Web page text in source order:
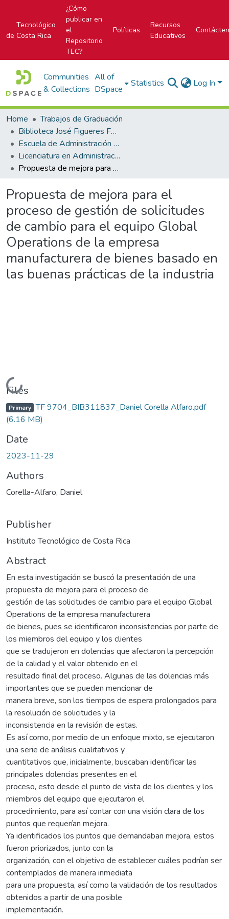
Tecnológico
de Costa Rica
¿Cómo
publicar en
el
Repositorio
TEC?
Políticas
Recursos
Educativos
Communities
& Collections
All of
DSpace
Statistics Log In
Home
Trabajos de Graduación
Biblioteca José Figueres Ferrer
Escuela de Administración de Tecnologías de Información (antes era Área Académica de Administración de Tecnologías de Información)
Licenciatura en Administración de Tecnología de Información
Propuesta de mejora para el proceso de gestión de solicitudes de cambio para el equipo Global Operations de la empresa manufacturera de bienes basado en las buenas prácticas de la industria
Propuesta de mejora para el
proceso de gestión de solicitudes
de cambio para el equipo Global
Operations de la empresa
manufacturera de bienes basado en
las buenas prácticas de la industria
Loading...
Files
Primary TF 9704_BIB311837_Daniel Corella Alfaro.pdf
(6.16 MB)
Date
2023-11-29
Authors
Corella-Alfaro, Daniel
Publisher
Instituto Tecnológico de Costa Rica
Abstract
En esta investigación se buscó la presentación de una
propuesta de mejora para el proceso de
gestión de las solicitudes de cambio para el equipo Global
Operations de la empresa manufacturera
de bienes, pues se identificaron inconsistencias por parte de
los miembros del equipo y los clientes
que se tradujeron en dolencias que afectaron la percepción
de la calidad y el valor obtenido en el
resultado final del proceso. Algunas de las dolencias más
importantes que se pueden mencionar de
manera breve, son los tiempos de espera prolongados para
la resolución de solicitudes y la
inconsistencia en la revisión de estas.
Es así como, por medio de un enfoque mixto, se ejecutaron
una serie de análisis cualitativos y
cuantitativos que, inicialmente, buscaban identificar las
principales dolencias presentes en el
proceso, esto desde el punto de vista de los clientes y los
miembros del equipo que ejecutaron el
procedimiento, para así contar con una visión clara de los
puntos que requerían mejora.
Ya identificados los puntos que demandaban mejora, estos
fueron priorizados, junto con la
organización, con el objetivo de establecer cuáles podrían ser
contemplados de manera inmediata
para una propuesta, así como la validación de los resultados
obtenidos a partir de una posible
implementación.